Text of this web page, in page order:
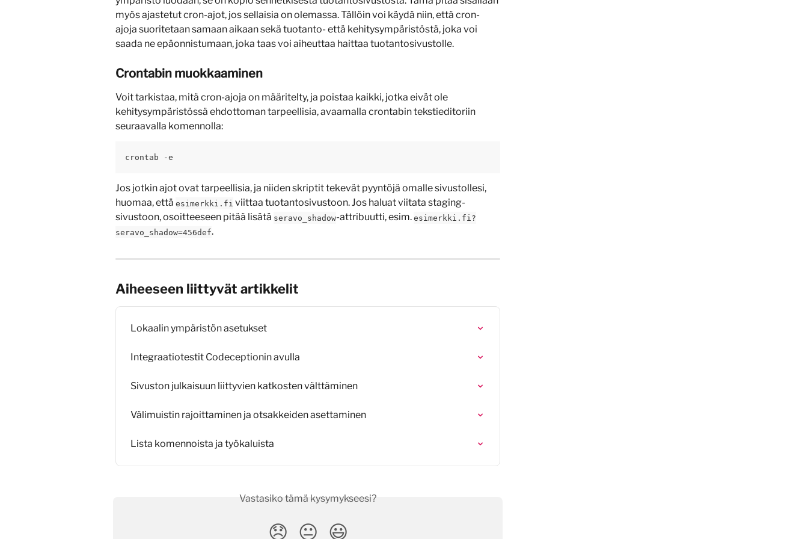
myös ajastetut cron-ajot, jos sellaisia on olemassa. Tällöin voi käydä niin, että cron-
ajoja suoritetaan samaan aikaan sekä tuotanto- että kehitysympäristöstä, joka voi
saada ne epäonnistumaan, joka taas voi aiheuttaa haittaa tuotantosivustolle.
Crontabin muokkaaminen
Voit tarkistaa, mitä cron-ajoja on määritelty, ja poistaa kaikki, jotka eivät ole
kehitysympäristössä ehdottoman tarpeellisia, avaamalla crontabin tekstieditoriin
seuraavalla komennolla:
crontab -e
Jos jotkin ajot ovat tarpeellisia, ja niiden skriptit tekevät pyyntöjä omalle sivustollesi,
huomaa, että esimerkki.fi viittaa tuotantosivustoon. Jos haluat viitata staging-
sivustoon, osoitteeseen pitää lisätä seravo_shadow-attribuutti, esim. esimerkki.fi?
seravo_shadow=456def.
Aiheeseen liittyvät artikkelit
Lokaalin ympäristön asetukset
Integraatiotestit Codeceptionin avulla
Sivuston julkaisuun liittyvien katkosten välttäminen
Välimuistin rajoittaminen ja otsakkeiden asettaminen
Lista komennoista ja työkaluista
Vastasiko tämä kysymykseesi?
😞 😐 😃